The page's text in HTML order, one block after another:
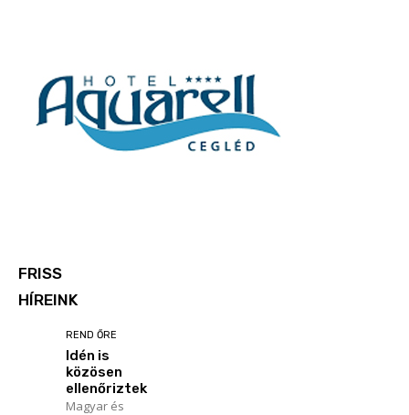
FRISS
HÍREINK
REND ŐRE
Idén is
közösen
ellenőriztek
Magyar és